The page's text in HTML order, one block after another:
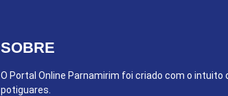
SOBRE
O Portal Online Parnamirim foi criado com o
potiguares.